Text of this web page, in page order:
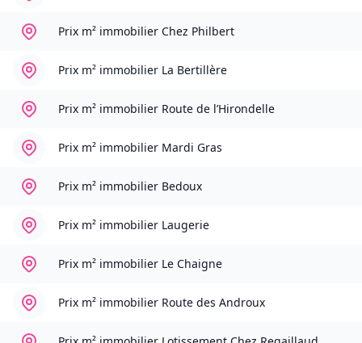
Prix m² immobilier Chez Philbert
Prix m² immobilier La Bertillère
Prix m² immobilier Route de l’Hirondelle
Prix m² immobilier Mardi Gras
Prix m² immobilier Bedoux
Prix m² immobilier Laugerie
Prix m² immobilier Le Chaigne
Prix m² immobilier Route des Androux